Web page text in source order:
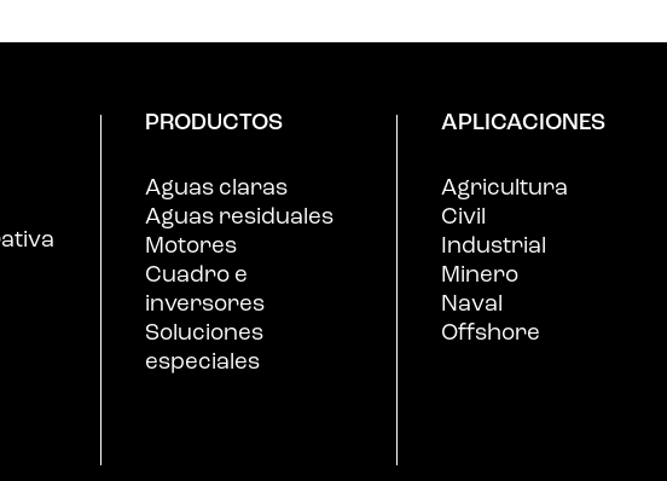
PRODUCTOS
Aguas claras
Aguas residuales
Motores
Cuadro e
inversores
Soluciones
especiales
APLICACIONES
Agricultura
Civil
Industrial
Minero
Naval
Offshore